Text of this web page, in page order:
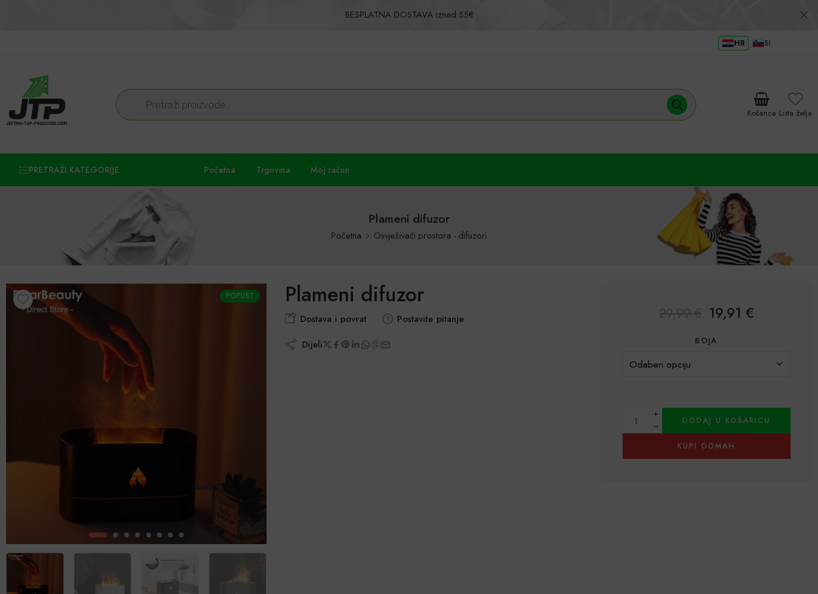
BESPLATNA DOSTAVA iznad 55€
HR SI
Košarica Lista želja
PRETRAŽI KATEGORIJE Početna Trgovina Moj račun
Plameni difuzor
Početna Osvježivači prostora - difuzori
POPUST Plameni difuzor
Dostava i povrat Postavite pitanje
Dijeli
29,99€ 19,91 €
BOJA
DODAJ U KOŠARICU
KUPI ODMAH